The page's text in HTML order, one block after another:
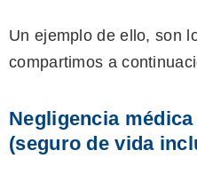
Un ejemplo de ello, son
compartimos a
Negligencia
(seguro de vida